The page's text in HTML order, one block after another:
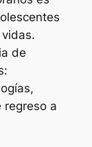
de
regreso a